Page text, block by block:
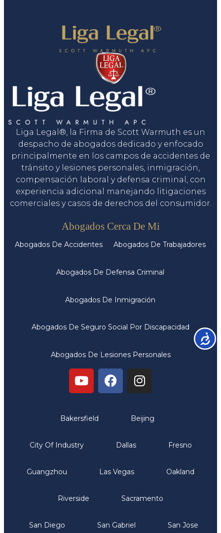
Liga Legal®, la Firma de Scott Warmuth es un
despacho de abogados dedicado y enfocado
principalmente en los campos de accidentes de
tránsito y lesiones personales, inmigración,
compensación laboral y defensa criminal, con
experiencia adicional manejando litigaciones
comerciales y casos de derechos del consumidor.
Abogados Cerca De Mi
Abogados De Accidentes Abogados De Trabajadores
Abogados De Defensa Criminal
Abogados De Inmigración
Abogados De Seguro Social Por Discapacidad
Abogados De Lesiones Personales
Bakersfield Beijing
City Of Industry Dallas Fresno
Guangzhou Las Vegas Oakland
Riverside Sacramento
San Diego San Gabriel San Jose